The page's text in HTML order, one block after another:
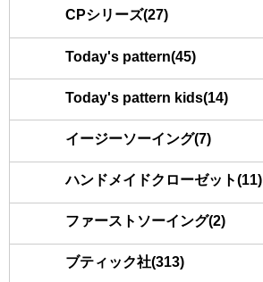
CPシリーズ(27)
Today's pattern(45)
Today's pattern kids(14)
イージーソーイング(7)
ハンドメイドクローゼット(11)
ファーストソーイング(2)
ブティック社(313)